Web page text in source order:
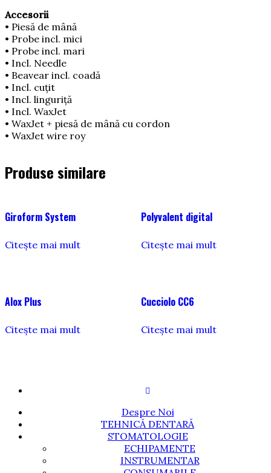
Accesorii
• Piesă de mână
• Probe incl. mici
• Probe incl. mari
• Incl. Needle
• Beavear incl. coadă
• Incl. cuţit
• Incl. linguriţă
• Incl. WaxJet
• WaxJet + piesă de mână cu cordon
• WaxJet wire roy
Produse similare
Giroform System
Citește mai mult
Polyvalent digital
Citește mai mult
Alox Plus
Citește mai mult
Cucciolo CC6
Citește mai mult
Despre Noi
TEHNICĂ DENTARĂ
STOMATOLOGIE
ECHIPAMENTE
INSTRUMENTAR